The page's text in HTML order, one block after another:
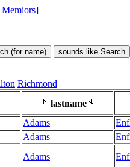
Memiors]
(for name) sounds like Search
Richmond
lastname
Adams
Adams
Adams